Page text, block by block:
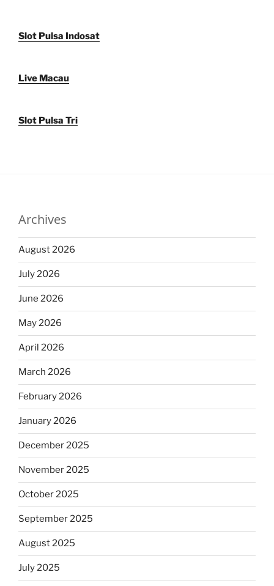
Slot Pulsa Indosat
Live Macau
Slot Pulsa Tri
Archives
August 2026
July 2026
June 2026
May 2026
April 2026
March 2026
February 2026
January 2026
December 2025
November 2025
October 2025
September 2025
August 2025
July 2025